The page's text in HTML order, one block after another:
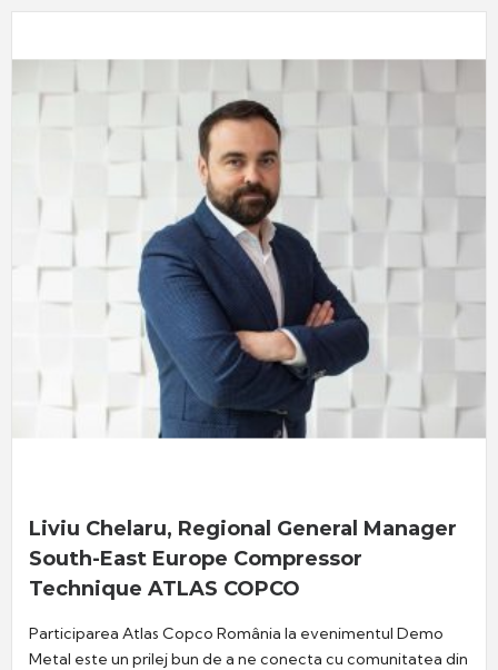
Liviu Chelaru, Regional General Manager
South-East Europe Compressor
Technique ATLAS COPCO
Participarea Atlas Copco România la evenimentul Demo
Metal este un prilej bun de a ne conecta cu comunitatea din